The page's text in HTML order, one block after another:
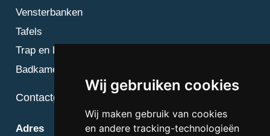
Wij gebruiken cookies
Wij maken gebruik van cookies
en andere tracking-technologieën
Vensterbanken
Tafels
Trap en Bordes
Badkamer
Contactgegevens
Adres